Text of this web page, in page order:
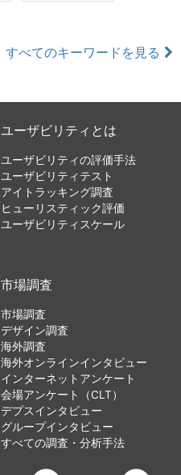
すべてのキーワードを見る
ユーザビリティとは
ユーザビリティの評価手法
ユーザビリティテスト
アイトラッキング調査
ヒューリスティック評価
ユーザビリティスケール
市場調査
市場調査
デザイン調査
海外調査
海外オンラインインタビュー
インターネットアンケート
会場アンケート（CLT）
デプスインタビュー
グループインタビュー
すべての調査・分析手法